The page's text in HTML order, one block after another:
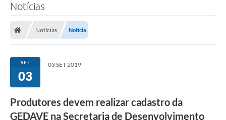
Notícias
Notícias Notícia
SET
03
03 SET 2019
Produtores devem realizar cadastro da
GEDAVE na Secretaria de Desenvolvimento
A